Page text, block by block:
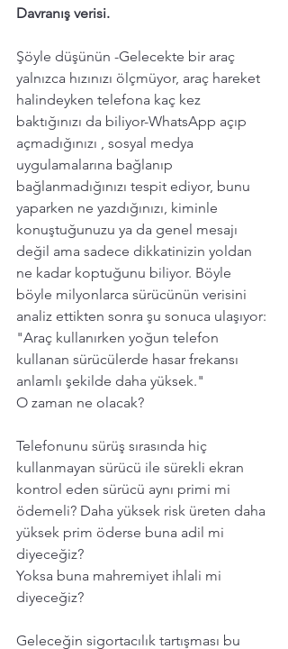
Davranış verisi.
Şöyle düşünün -Gelecekte bir araç
yalnızca hızınızı ölçmüyor, araç hareket
halindeyken telefona kaç kez
baktığınızı da biliyor-WhatsApp açıp
açmadığınızı , sosyal medya
uygulamalarına bağlanıp
bağlanmadığınızı tespit ediyor, bunu
yaparken ne yazdığınızı, kiminle
konuştuğunuzu ya da genel mesajı
değil ama sadece dikkatinizin yoldan
ne kadar koptuğunu biliyor. Böyle
böyle milyonlarca sürücünün verisini
analiz ettikten sonra şu sonuca ulaşıyor:
"Araç kullanırken yoğun telefon
kullanan sürücülerde hasar frekansı
anlamlı şekilde daha yüksek."
O zaman ne olacak?
Telefonunu sürüş sırasında hiç
kullanmayan sürücü ile sürekli ekran
kontrol eden sürücü aynı primi mi
ödemeli? Daha yüksek risk üreten daha
yüksek prim öderse buna adil mi
diyeceğiz?
Yoksa buna mahremiyet ihlali mi
diyeceğiz?
Geleceğin sigortacılık tartışması bu